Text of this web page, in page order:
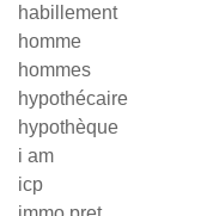
habillement
homme
hommes
hypothécaire
hypothèque
i am
icp